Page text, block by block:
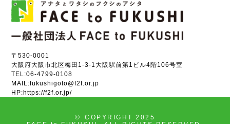
〒530-0001
大阪府大阪市北区梅田1-3-1大阪駅前第1ビル4階106号室
TEL:06-4799-0108
MAIL:fukushigoto@f2f.or.jp
HP:https://f2f.or.jp/
©
COPYRIGHT 2025